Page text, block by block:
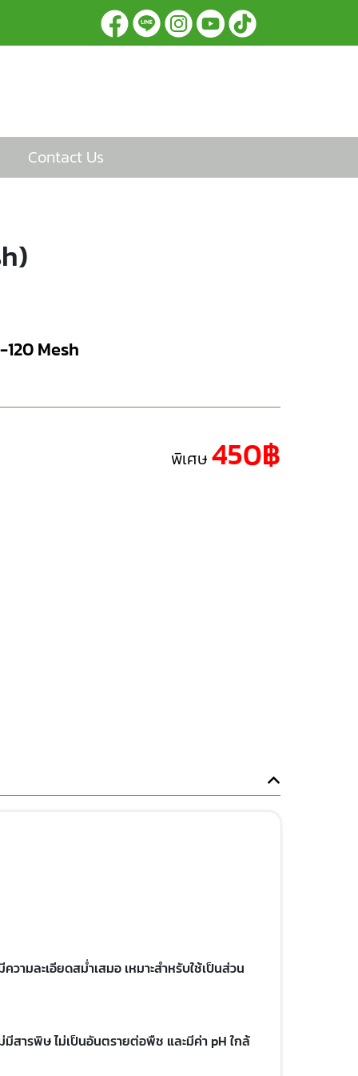
Contact Us
Mesh
พิเศษ 450฿
ามละเอียดสม่ำเสมอ เหมาะสำหรับใช้เป็นส่วน
สารพิษ ไม่เป็นอันตรายต่อพืช และมีค่า pH ใกล้